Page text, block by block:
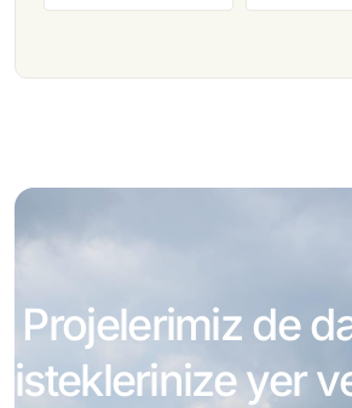
Projelerimiz de
isteklerinize yer